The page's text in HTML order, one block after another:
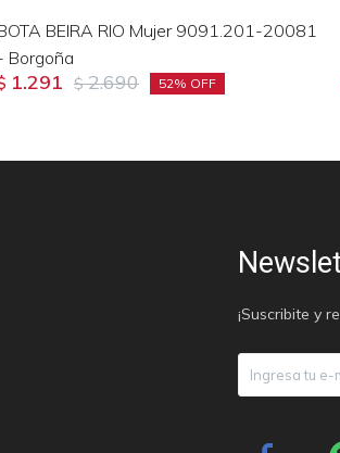
BEIRA RIO Mujer 9091.201-20081
Borgoña
1.291 $ 2.690 52
¡Suscribite y